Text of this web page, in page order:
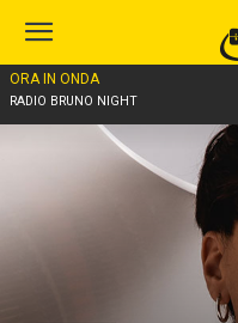
ORA IN ONDA
RADIO BRUNO NIGHT
Home